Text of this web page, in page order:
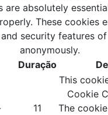
are absolutely
These cookies
security features
anonymously.
Duração
11
This
Cookie
The